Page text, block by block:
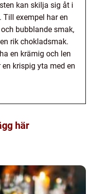
kan skilja sig åt i
exempel har en
bubblande smak,
rik chokladsmak.
en krämig och len
krispig yta med en
här